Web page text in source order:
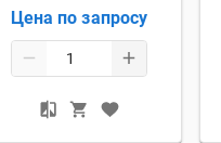
Цена по запросу